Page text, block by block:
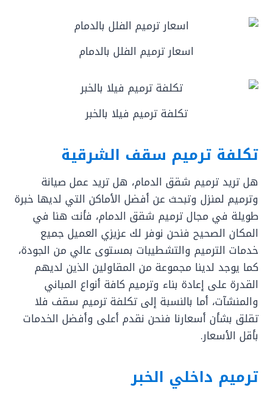
اسعار ترميم الفلل بالدمام
تكلفة ترميم فيلا بالخبر
تكلفة ترميم سقف الشرقية
هل تريد ترميم شقق الدمام، هل تريد عمل صيانة
وترميم لمنزل وتبحث عن أفضل الأماكن التي لديها خبرة
طويلة في مجال ترميم شقق الدمام، فأنت هنا في
المكان الصحيح فنحن نوفر لك عزيزي العميل جميع
خدمات الترميم والتشطيبات بمستوى عالي من الجودة،
كما يوجد لدينا مجموعة من المقاولين الذين لديهم
القدرة على إعادة بناء وترميم كافة أنواع المباني
والمنشآت، أما بالنسبة إلى تكلفة ترميم سقف فلا
تقلق بشأن أسعارنا فنحن نقدم أعلى وأفضل الخدمات
بأقل الأسعار.
ترميم داخلي الخبر